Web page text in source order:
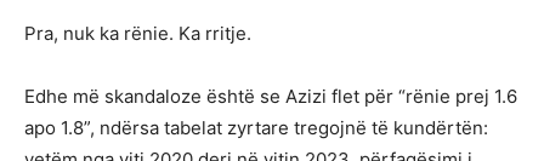
Pra, nuk ka rënie. Ka rritje.
Edhe më skandaloze është se Azizi flet për “rënie prej 1.6
apo 1.8”, ndërsa tabelat zyrtare tregojnë të kundërtën: